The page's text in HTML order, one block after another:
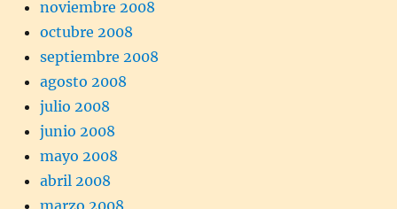
noviembre 2008
octubre 2008
septiembre 2008
agosto 2008
julio 2008
junio 2008
mayo 2008
abril 2008
marzo 2008